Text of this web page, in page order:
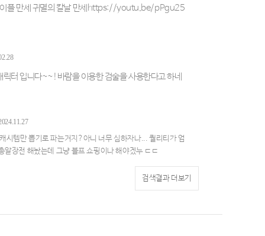
이플 만세 귀멸의 칼날 만세https://youtu.be/pPgu25
터 입니다~~!바람을 이용한 검술을 사용한다고 하네
시템만 뽑기로 파는거지?아니 너무 심하자나... 퀄리티가 엄
장전 해놨는데 그냥 블프 쇼핑이나 해야겠누 ㄷㄷ
검색결과 더보기